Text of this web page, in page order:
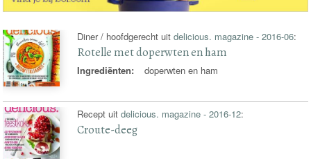
Diner / hoofdgerecht uitdelicious. magazine - 2016-06:
Rotelle met doperwten en ham
Ingrediënten: doperwten en ham
Recept uitdelicious. magazine - 2016-12:
Croute-deeg